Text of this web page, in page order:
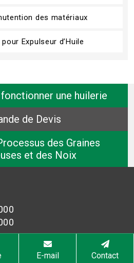
des matériaux
Expulseur d’Huile
une huilerie
de Devis
des Graines
et des Noix
E-mail Contact